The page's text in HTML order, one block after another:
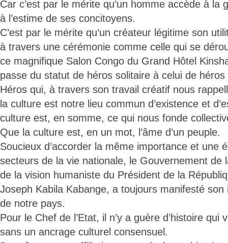
Car c’est par le mérite qu’un homme accède à la
à l’estime de ses concitoyens.
C’est par le mérite qu’un créateur légitime son
à travers une cérémonie comme celle qui se
ce magnifique Salon Congo du Grand Hôtel
passe du statut de héros solitaire à celui de
Héros qui, à travers son travail créatif nous
la culture est notre lieu commun d’existence et
culture est, en somme, ce qui nous fonde
Que la culture est, en un mot, l’âme d’un peuple.
Soucieux d’accorder la même importance et une
secteurs de la vie nationale, le Gouvernement de
de la vision humaniste du Président de la
Joseph Kabila Kabange, a toujours manifesté
de notre pays.
Pour le Chef de l’Etat, il n’y a guère d’histoire qui
sans un ancrage culturel consensuel.